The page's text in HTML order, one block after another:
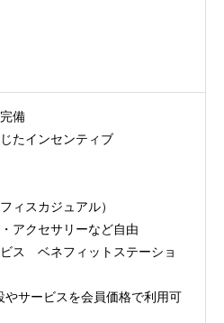
Japanese
備
たインセンティブ
ィスカジュアル）
アクセサリーなど自由
ス ベネフィットステーショ
やサービスを会員価格で利用可